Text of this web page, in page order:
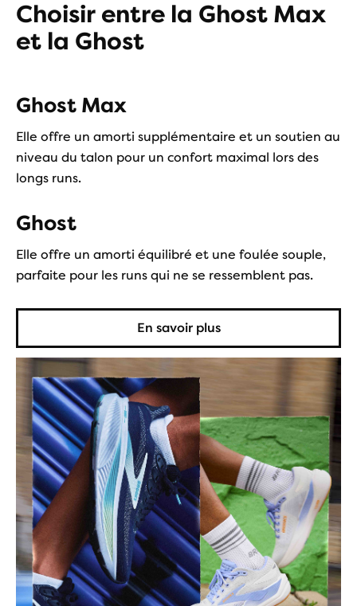
Choisir entre la Ghost Max
et la Ghost
Ghost Max
Elle offre un amorti supplémentaire et un soutien au
niveau du talon pour un confort maximal lors des
longs runs.
Ghost
Elle offre un amorti équilibré et une foulée souple,
parfaite pour les runs qui ne se ressemblent pas.
En savoir plus